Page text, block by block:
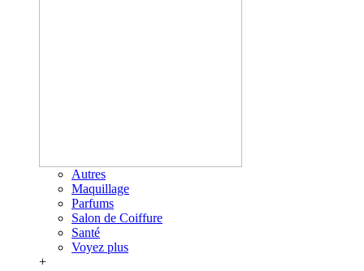
Autres
Maquillage
Parfums
Salon de Coiffure
Santé
Voyez plus
+